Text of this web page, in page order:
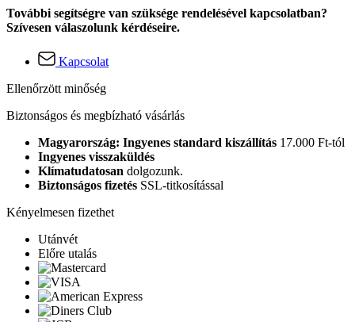
További segítségre van szüksége rendelésével kapcsolatban?
Szívesen válaszolunk kérdéseire.
Kapcsolat
Ellenőrzött minőség
Biztonságos és megbízható vásárlás
Magyarország: Ingyenes standard kiszállítás 17.000 Ft-tól
Ingyenes visszaküldés
Klímatudatosan dolgozunk.
Biztonságos fizetés SSL-titkosítással
Kényelmesen fizethet
Utánvét
Előre utalás